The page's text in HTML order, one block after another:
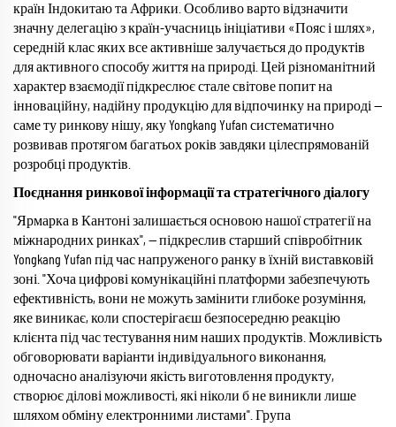
країн Індокитаю та Африки. Особливо варто відзначити
значну делегацію з країн-учасниць ініціативи «Пояс і шлях»,
середній клас яких все активніше залучається до продуктів
для активного способу життя на природі. Цей різноманітний
характер взаємодії підкреслює стале світове попит на
інноваційну, надійну продукцію для відпочинку на природі —
саме ту ринкову нішу, яку Yongkang Yufan систематично
розвивав протягом багатьох років завдяки цілеспрямованій
розробці продуктів.
Поєднання ринкової інформації та стратегічного діалогу
"Ярмарка в Кантоні залишається основою нашої стратегії на
міжнародних ринках", — підкреслив старший співробітник
Yongkang Yufan під час напруженого ранку в їхній виставковій
зоні. "Хоча цифрові комунікаційні платформи забезпечують
ефективність, вони не можуть замінити глибоке розуміння,
яке виникає, коли спостерігаєш безпосередню реакцію
клієнта під час тестування ним наших продуктів. Можливість
обговорювати варіанти індивідуального виконання,
одночасно аналізуючи якість виготовлення продукту,
створює ділові можливості, які ніколи б не виникли лише
шляхом обміну електронними листами". Група